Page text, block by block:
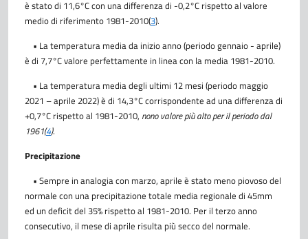
è stato di 11,6°C con una differenza di -0,2°C rispetto al valore
medio di riferimento 1981-2010(3).
• La temperatura media da inizio anno (periodo gennaio - aprile)
è di 7,7°C valore perfettamente in linea con la media 1981-2010.
• La temperatura media degli ultimi 12 mesi (periodo maggio
2021 – aprile 2022) è di 14,3°C corrispondente ad una differenza di
+0,7°C rispetto al 1981-2010, nono valore più alto per il periodo dal
1961(4).
Precipitazione
• Sempre in analogia con marzo, aprile è stato meno piovoso del
normale con una precipitazione totale media regionale di 45mm
ed un deficit del 35% rispetto al 1981-2010. Per il terzo anno
consecutivo, il mese di aprile risulta più secco del normale.